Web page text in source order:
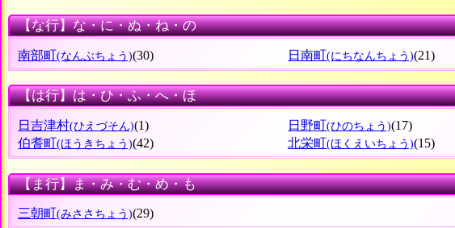
【な行】な・に・ぬ・ね・の
南部町(なんぶちょう)(30) 日南町(にちなんちょう)(21)
【は行】は・ひ・ふ・へ・ほ
日吉津村(ひえづそん)(1) 日野町(ひのちょう)(17)
伯耆町(ほうきちょう)(42) 北栄町(ほくえいちょう)(15)
【ま行】ま・み・む・め・も
三朝町(みささちょう)(29)